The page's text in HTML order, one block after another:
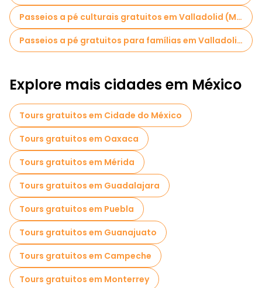
Passeios a pé culturais gratuitos em Valladolid (MX)
Passeios a pé gratuitos para famílias em Valladolid (MX)
Explore mais cidades em México
Tours gratuitos em Cidade do México
Tours gratuitos em Oaxaca
Tours gratuitos em Mérida
Tours gratuitos em Guadalajara
Tours gratuitos em Puebla
Tours gratuitos em Guanajuato
Tours gratuitos em Campeche
Tours gratuitos em Monterrey